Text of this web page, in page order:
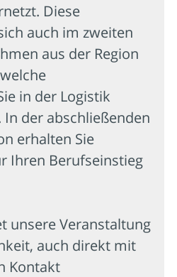
Diese
auch im zweiten
aus der Region
in der Logistik
der abschließenden
erhalten Sie
Ihren Berufseinstieg
unsere Veranstaltung
auch direkt mit
Kontakt